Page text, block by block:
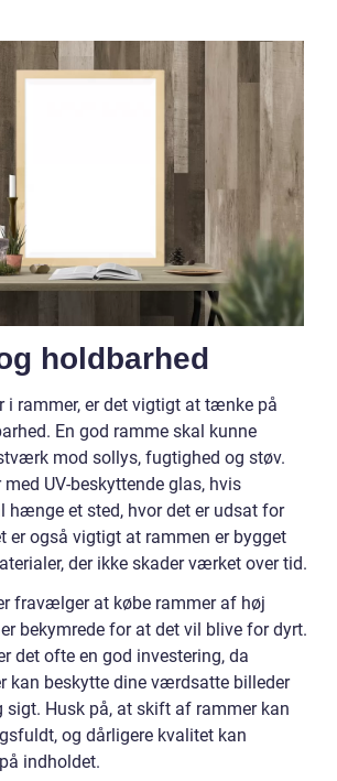
holdbarhed
i rammer, er det vigtigt at tænke på
En god ramme skal kunne
mod sollys, fugtighed og støv.
UV-beskyttende glas, hvis
hænge et sted, hvor det er udsat for
er også vigtigt at rammen er bygget
der ikke skader værket over tid.
fravælger at købe rammer af høj
bekymrede for at det vil blive for dyrt.
det ofte en god investering, da
kan beskytte dine værdsatte billeder
sigt. Husk på, at skift af rammer kan
og dårligere kvalitet kan
indholdet.